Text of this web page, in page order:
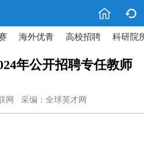
 
海外优青 高校招聘 科研院
年公开招聘专任教师
网 采编：全球英才网